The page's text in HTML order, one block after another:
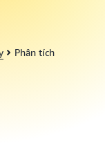
Phân tích